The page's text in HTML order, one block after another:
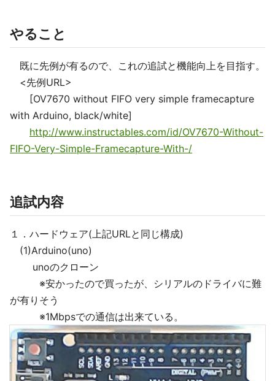
やること
既に先例が有るので、これの追試と機能向上を目指す。
<先例URL>
[OV7670 without FIFO very simple framecapture
with Arduino, black/white]
http://www.instructables.com/id/OV7670-Without-
FIFO-Very-Simple-Framecapture-With-/
追試内容
１．ハードウェア(上記URLと同じ構成)
(1)Arduino(uno)
unoのクローン
※安かったので買ったが、シリアルのドライバに難
が有りそう
※1Mbpsでの通信は出来ている。